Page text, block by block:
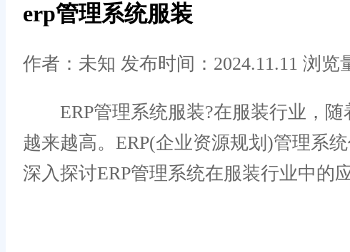
erp管理系统服装
作者：未知 发布时间：2024.11.11 浏览
ERP管理系统服装?在服装行业，随
越来越高。ERP(企业资源规划)管理系
深入探讨ERP管理系统在服装行业中的